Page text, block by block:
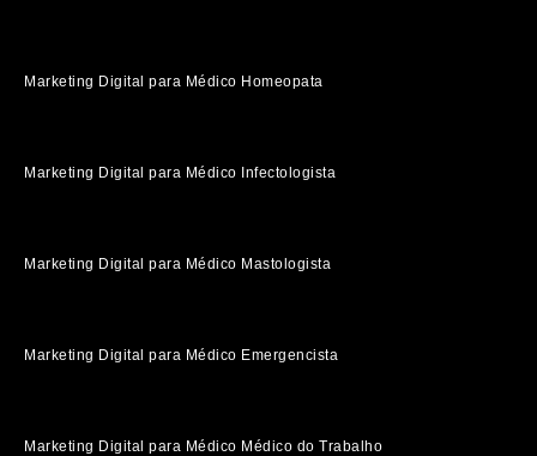
Marketing Digital para Médico Homeopata
Marketing Digital para Médico Infectologista
Marketing Digital para Médico Mastologista
Marketing Digital para Médico Emergencista
Marketing Digital para Médico Médico do Trabalho